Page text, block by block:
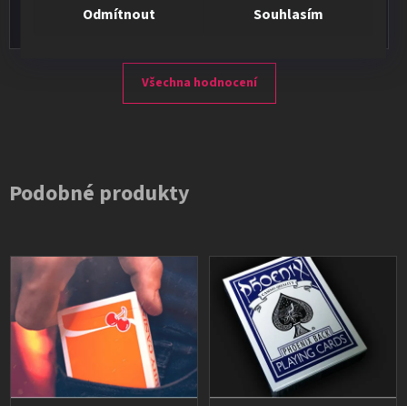
Odmítnout Souhlasím
Všechna hodnocení
Podobné produkty